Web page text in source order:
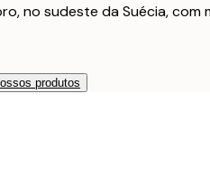
no sudeste da Suécia,
produtos